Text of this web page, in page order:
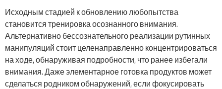
Исходным стадией к обновлению любопытства
становится тренировка осознанного внимания.
Альтернативно бессознательного реализации рутинных
манипуляций стоит целенаправленно концентрироваться
на ходе, обнаруживая подробности, что ранее избегали
внимания. Даже элементарное готовка продуктов может
сделаться родником обнаружений, если фокусировать